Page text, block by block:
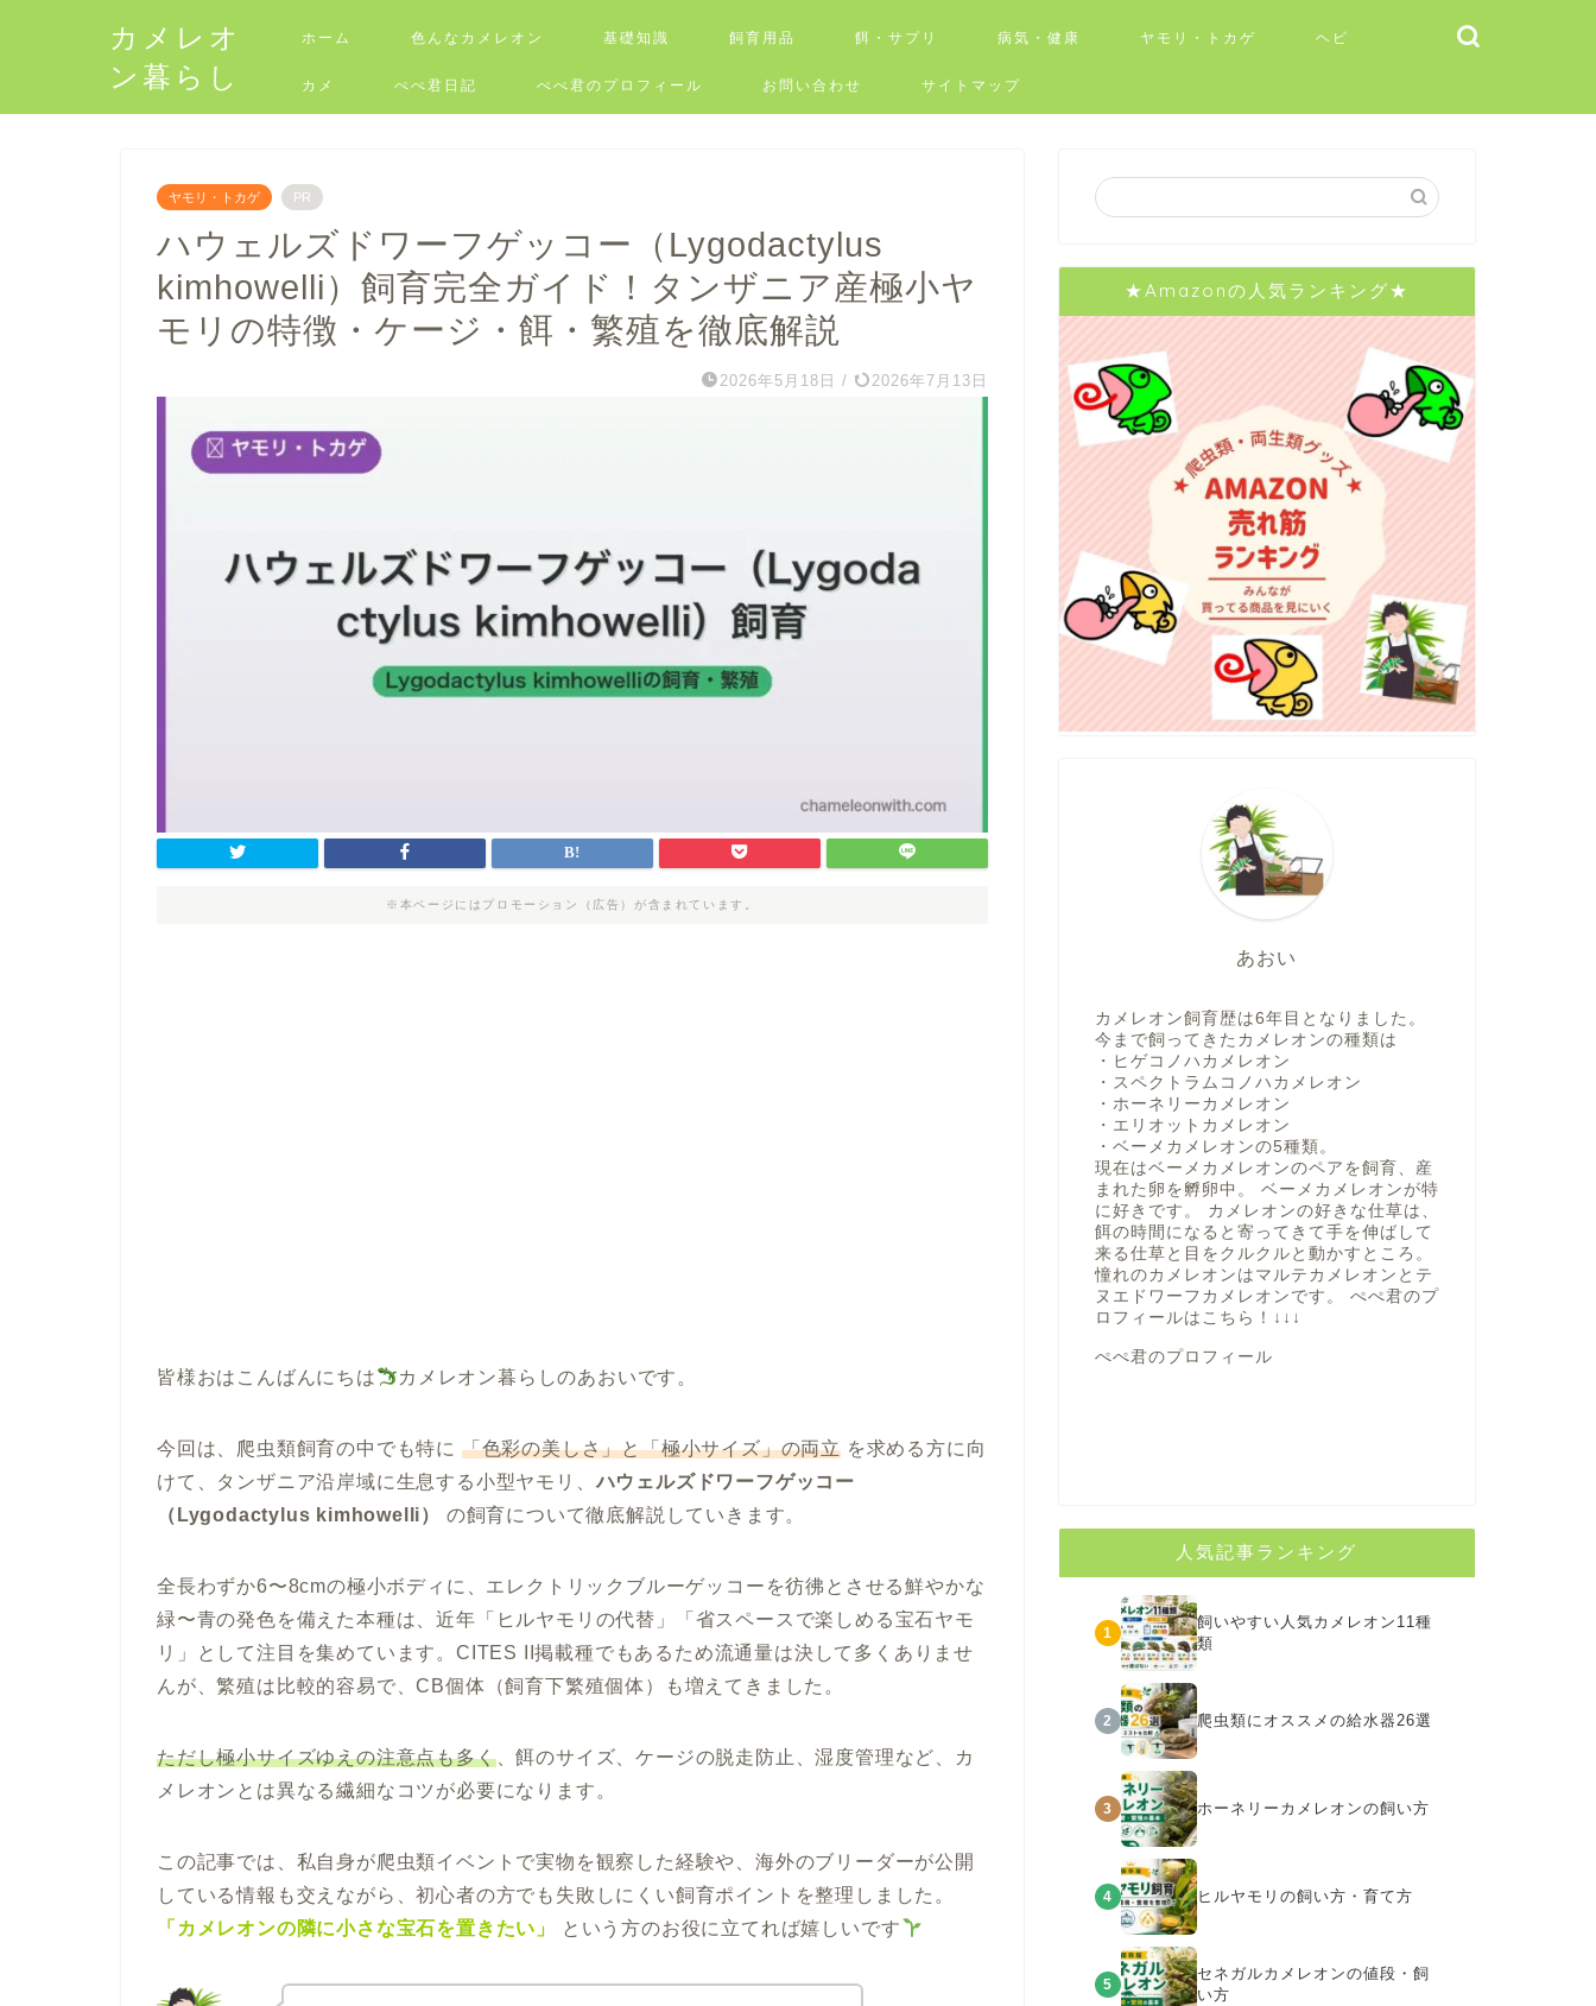
カメレオ
ン暮らし
ホーム 色んなカメレオン 基礎知識 飼育用品 餌・サプリ 病気・健康 ヤモリ・トカゲ ヘビ
カメ ぺぺ君日記 ぺぺ君のプロフィール お問い合わせ サイトマップ
ヤモリ・トカゲ PR
ハウェルズドワーフゲッコー（Lygodactylus
kimhowelli）飼育完全ガイド！タンザニア産極小ヤ
モリの特徴・ケージ・餌・繁殖を徹底解説
2026年5月18日 / 2026年7月13日
※本ページにはプロモーション（広告）が含まれています。
皆様おはこんばんにちは カメレオン暮らしのあおいです。
今回は、爬虫類飼育の中でも特に 「色彩の美しさ」と「極小サイズ」の両立 を求める方に向
けて、タンザニア沿岸域に生息する小型ヤモリ、ハウェルズドワーフゲッコー
（Lygodactylus kimhowelli）
の飼育について徹底解説していきます。
全長わずか6〜8cmの極小ボディに、エレクトリックブルーゲッコーを彷彿とさせる鮮やかな
緑〜青の発色を備えた本種は、近年「ヒルヤモリの代替」「省スペースで楽しめる宝石ヤモ
リ」として注目を集めています。CITES II掲載種でもあるため流通量は決して多くありませ
んが、繁殖は比較的容易で、CB個体（飼育下繁殖個体）も増えてきました。
ただし極小サイズゆえの注意点も多く、餌のサイズ、ケージの脱走防止、湿度管理など、カ
メレオンとは異なる繊細なコツが必要になります。
この記事では、私自身が爬虫類イベントで実物を観察した経験や、海外のブリーダーが公開
している情報も交えながら、初心者の方でも失敗しにくい飼育ポイントを整理しました。
「カメレオンの隣に小さな宝石を置きたい」
という方のお役に立てれば嬉しいです
★Amazonの人気ランキング★
あおい
カメレオン飼育歴は6年目となりました。
今まで飼ってきたカメレオンの種類は
・ヒゲコノハカメレオン
・スペクトラムコノハカメレオン
・ホーネリーカメレオン
・エリオットカメレオン
・ベーメカメレオンの5種類。
現在はベーメカメレオンのペアを飼育、産
まれた卵を孵卵中。 ベーメカメレオンが特
に好きです。 カメレオンの好きな仕草は、
餌の時間になると寄ってきて手を伸ばして
来る仕草と目をクルクルと動かすところ。
憧れのカメレオンはマルテカメレオンとテ
ヌエドワーフカメレオンです。 ぺぺ君のプ
ロフィールは こちら！ ↓↓↓
ぺぺ君のプロフィール
人気記事ランキング
1
飼いやすい人気カメレオン11種
類
2 爬虫類にオススメの給水器26選
3 ホーネリーカメレオンの飼い方
4 ヒルヤモリの飼い方・育て方
5
セネガルカメレオンの値段・飼
い方